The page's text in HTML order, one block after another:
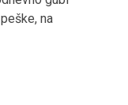
na